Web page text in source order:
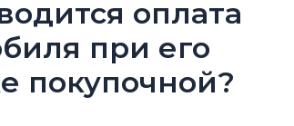
оплата
при его
покупочной?